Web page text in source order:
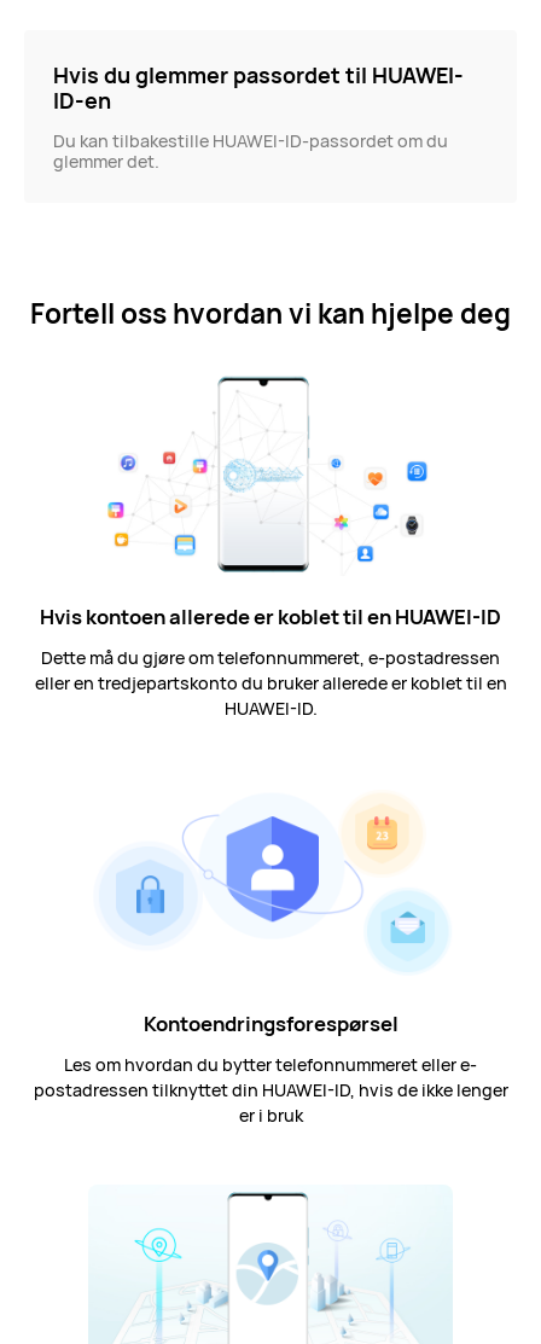
Hvis du glemmer passordet til HUAWEI-
ID-en
Du kan tilbakestille HUAWEI-ID-passordet om du
glemmer det.
Fortell oss hvordan vi kan hjelpe deg
Hvis kontoen allerede er koblet til en HUAWEI-ID
Dette må du gjøre om telefonnummeret, e-postadressen
eller en tredjepartskonto du bruker allerede er koblet til en
HUAWEI-ID.
Kontoendringsforespørsel
Les om hvordan du bytter telefonnummeret eller e-
postadressen tilknyttet din HUAWEI-ID, hvis de ikke lenger
er i bruk